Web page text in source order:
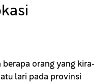
orang yang kira-
lari pada provinsi